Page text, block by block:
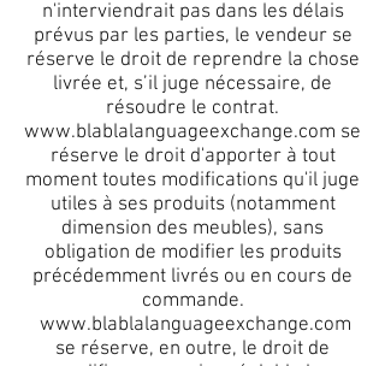
n'interviendrait pas dans les délais
prévus par les parties, le vendeur se
réserve le droit de reprendre la chose
livrée et, s’il juge nécessaire, de
résoudre le contrat.
www.blablalanguageexchange.com se
réserve le droit d'apporter à tout
moment toutes modifications qu'il juge
utiles à ses produits (notamment
dimension des meubles), sans
obligation de modifier les produits
précédemment livrés ou en cours de
commande.
www.blablalanguageexchange.com
se réserve, en outre, le droit de